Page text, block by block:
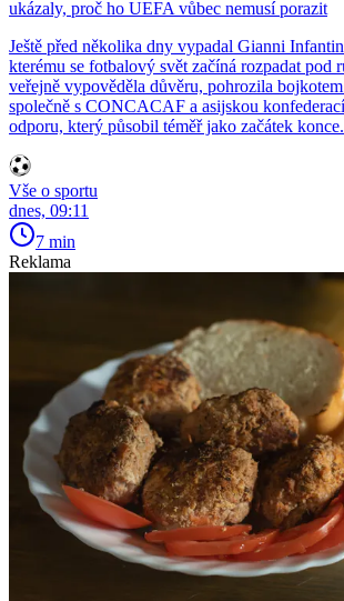
ukázaly, proč ho UEFA vůbec nemusí porazit
Ještě před několika dny vypadal Gianni
kterému se fotbalový svět začíná rozpadat pod
veřejně vypověděla důvěru, pohrozila
společně s CONCACAF a asijskou
odporu, který působil téměř jako začátek konce.
Vše o sportu
dnes, 09:11
7 min
Reklama